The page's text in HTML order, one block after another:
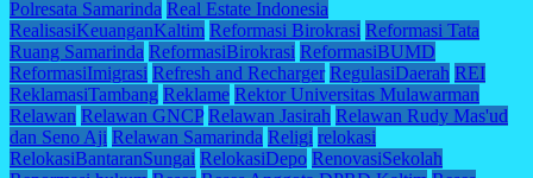
Polresata Samarinda Real Estate Indonesia
RealisasiKeuanganKaltim Reformasi Birokrasi Reformasi Tata
Ruang Samarinda ReformasiBirokrasi ReformasiBUMD
ReformasiImigrasi Refresh and Recharger RegulasiDaerah REI
ReklamasiTambang Reklame Rektor Universitas Mulawarman
Relawan Relawan GNCP Relawan Jasirah Relawan Rudy Mas'ud
dan Seno Aji Relawan Samarinda Religi relokasi
RelokasiBantaranSungai RelokasiDepo RenovasiSekolah